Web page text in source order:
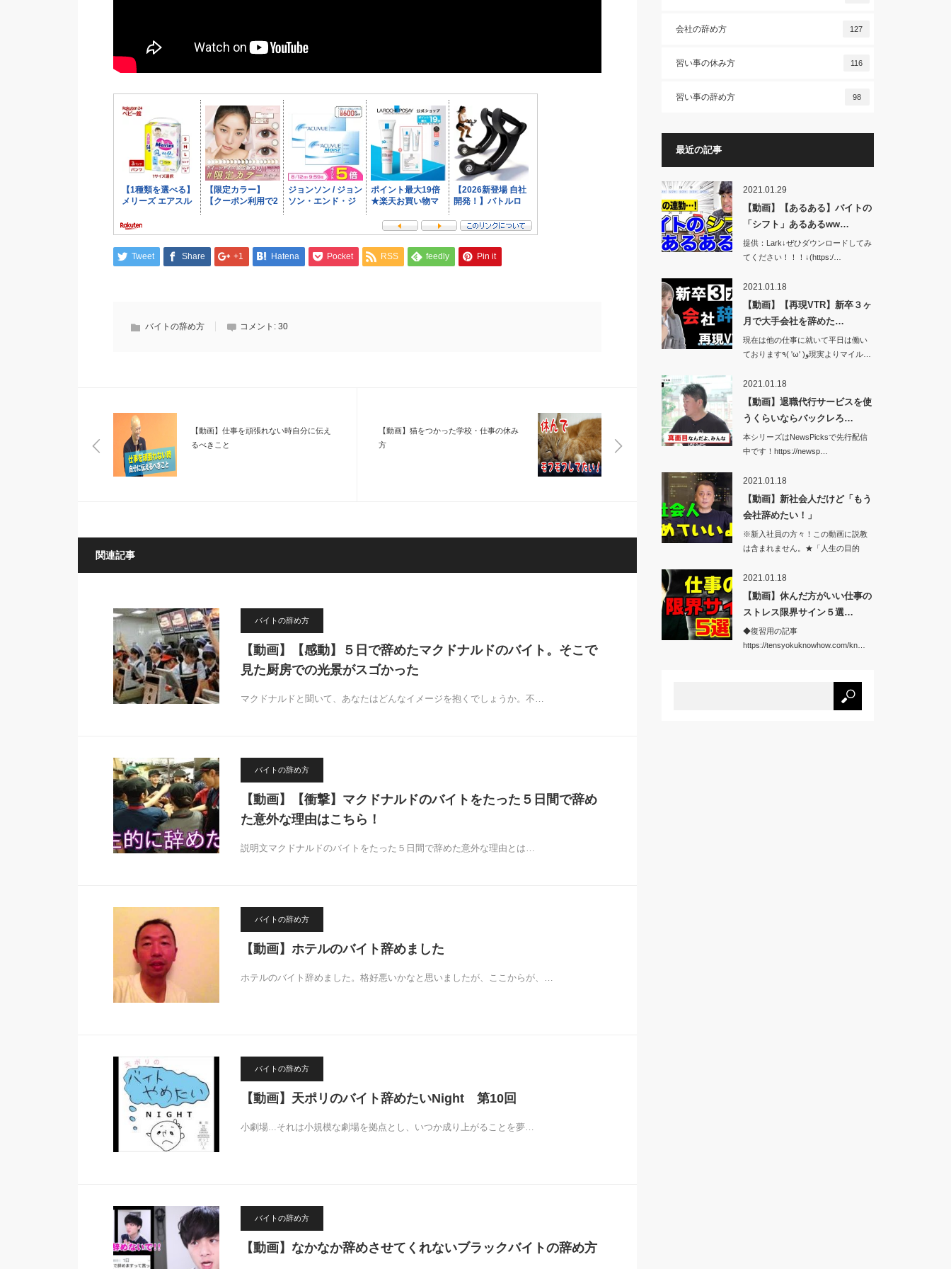
Tweet Share +1 Hatena Pocket RSS feedly Pin it
バイトの辞め方 コメント: 30
【動画】仕事を頑張れない時自分に伝え
るべきこと
【動画】猫をつかった学校・仕事の休み
方
関連記事
バイトの辞め方
【動画】【感動】５日で辞めたマクドナルドのバイト。そこで
見た厨房での光景がスゴかった
マクドナルドと聞いて、あなたはどんなイメージを抱くでしょうか。不…
バイトの辞め方
【動画】【衝撃】マクドナルドのバイトをたった５日間で辞め
た意外な理由はこちら！
説明文マクドナルドのバイトをたった５日間で辞めた意外な理由とは…
バイトの辞め方
【動画】ホテルのバイト辞めました
ホテルのバイト辞めました。格好悪いかなと思いましたが、ここからが、…
バイトの辞め方
【動画】天ポリのバイト辞めたいNight 第10回
小劇場...それは小規模な劇場を拠点とし、いつか成り上がることを夢…
バイトの辞め方
【動画】なかなか辞めさせてくれないブラックバイトの辞め方
会社の辞め方 127
習い事の休み方 116
習い事の辞め方 98
最近の記事
2021.01.29
【動画】【あるある】バイトの
「シフト」あるあるww…
提供：Lark↓ぜひダウンロードしてみ
てください！！！↓(https:/…
2021.01.18
【動画】【再現VTR】新卒３ヶ
月で大手会社を辞めた…
現在は他の仕事に就いて平日は働い
ております٩( 'ω' )و現実よりマイル…
2021.01.18
【動画】退職代行サービスを使
うくらいならバックレろ…
本シリーズはNewsPicksで先行配信
中です！https://newsp…
2021.01.18
【動画】新社会人だけど「もう
会社辞めたい！」
※新入社員の方々！この動画に説教
は含まれません。★「人生の目的
2021.01.18
【動画】休んだ方がいい仕事の
ストレス限界サイン５選…
◆復習用の記事
https://tensyokuknowhow.com/kn…